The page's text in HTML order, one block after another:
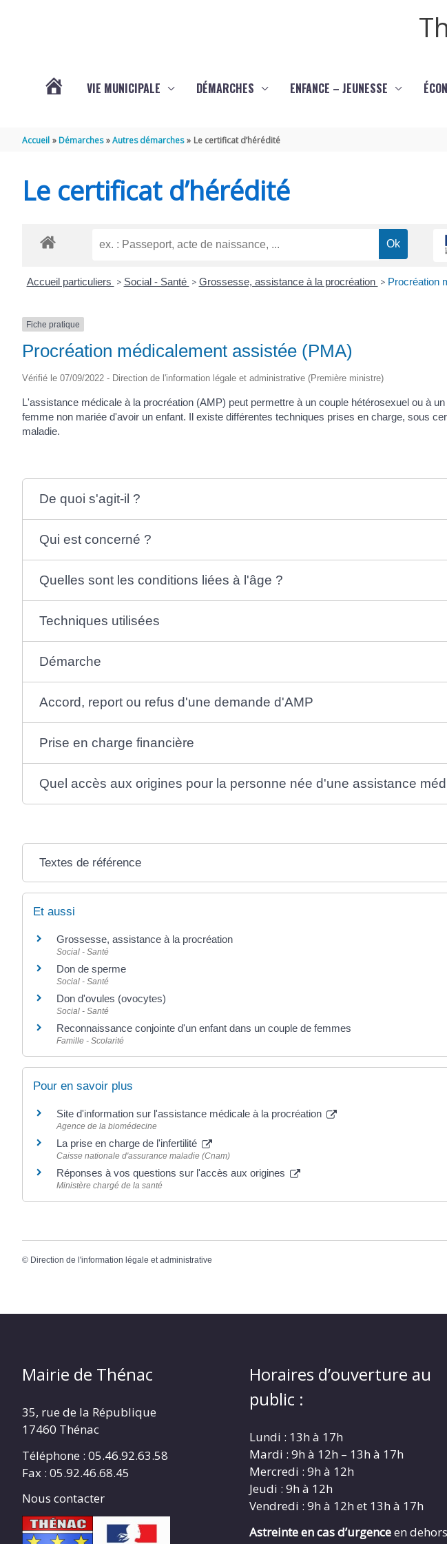
THÉNAC
VIE MUNICIPALE DÉMARCHES ENFANCE – JEUNESSE
Accueil Démarches Autres démarches Le certificat d’hérédité
Le certificat d’hérédité
Accueil particuliers > Social - Santé > Grossesse, assistance à la procréation > Procréation
Fiche pratique
Procréation médicalement assistée (PMA)
Vérifié le 07/09/2022 - Direction de l'information légale et administrative (Première ministre)
L'assistance médicale à la procréation (AMP) peut permettre à un couple hétérosexuel ou à
femme non mariée d'avoir un enfant. Il existe différentes techniques prises en charge, sous
maladie.
De quoi s'agit-il ?
Qui est concerné ?
Quelles sont les conditions liées à l'âge ?
Techniques utilisées
Démarche
Accord, report ou refus d'une demande d'AMP
Prise en charge financière
Quel accès aux origines pour la personne née d'une assistance
Textes de référence
Et aussi
Grossesse, assistance à la procréation
Social - Santé
Don de sperme
Social - Santé
Don d'ovules (ovocytes)
Social - Santé
Reconnaissance conjointe d'un enfant dans un couple de femmes
Famille - Scolarité
Pour en savoir plus
Site d'information sur l'assistance médicale à la procréation
Agence de la biomédecine
La prise en charge de l'infertilité
Caisse nationale d'assurance maladie (Cnam)
Réponses à vos questions sur l'accès aux origines
Ministère chargé de la santé
© Direction de l'information légale et administrative
Mairie de Thénac
35, rue de la République
17460 Thénac
Téléphone : 05.46.92.63.58
Fax : 05.92.46.68.45
Nous contacter
Horaires d’ouverture au
public :
Lundi : 13h à 17h
Mardi : 9h à 12h – 13h à 17h
Mercredi : 9h à 12h
Jeudi : 9h à 12h
Vendredi : 9h à 12h et 13h à 17h
Astreinte en cas d’urgenceen dehors